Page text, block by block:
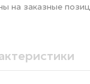
на заказные